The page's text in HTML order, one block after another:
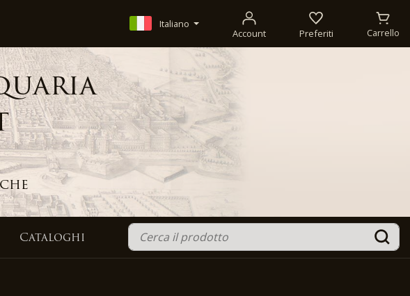
Italiano
Account Preferiti Carrello
Cataloghi